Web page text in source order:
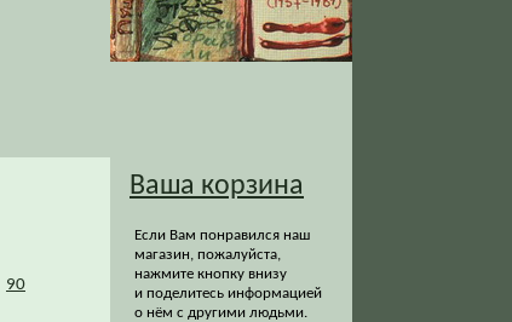
90
Ваша корзина
Если Вам понравился наш
магазин, пожалуйста,
нажмите кнопку внизу
и поделитесь информацией
о нём с другими людьми.